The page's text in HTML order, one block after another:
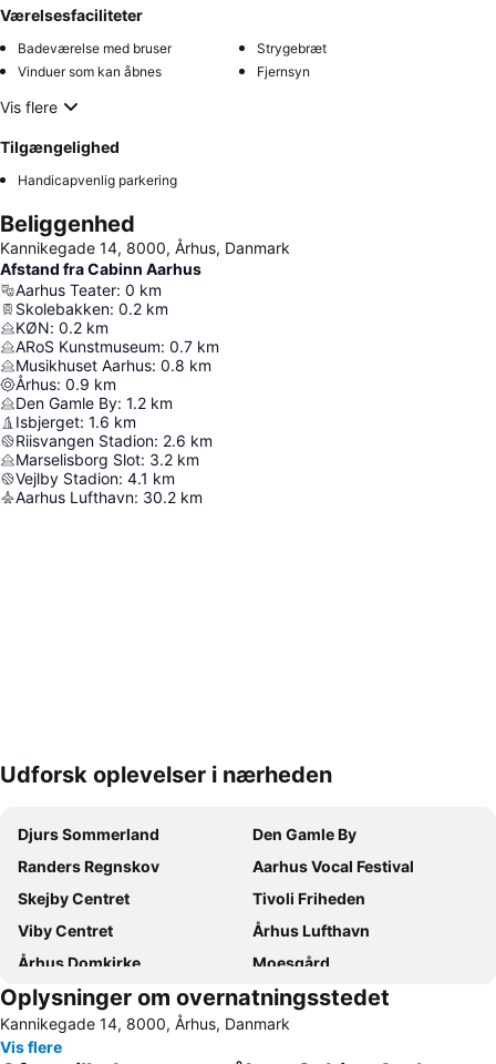
Værelsesfaciliteter
Badeværelse med bruser
Strygebræt
Vinduer som kan åbnes
Fjernsyn
Vis flere
Tilgængelighed
Handicapvenlig parkering
Beliggenhed
Kannikegade 14, 8000, Århus, Danmark
Afstand fra Cabinn Aarhus
Aarhus Teater: 0 km
Skolebakken: 0.2 km
KØN: 0.2 km
ARoS Kunstmuseum: 0.7 km
Musikhuset Aarhus: 0.8 km
Århus: 0.9 km
Den Gamle By: 1.2 km
Isbjerget: 1.6 km
Riisvangen Stadion: 2.6 km
Marselisborg Slot: 3.2 km
Vejlby Stadion: 4.1 km
Aarhus Lufthavn: 30.2 km
Udvid kort
Udforsk oplevelser i nærheden
Djurs Sommerland
Den Gamle By
Randers Regnskov
Aarhus Vocal Festival
Skejby Centret
Tivoli Friheden
Viby Centret
Århus Lufthavn
Århus Domkirke
Moesgård
Horsens Harbour
Århus Bymuseum
Northside Festival
City Vest
Himmelbjerget
Storcenter Nord
Oplysninger om overnatningsstedet
Kannikegade 14, 8000, Århus, Danmark
Vis flere